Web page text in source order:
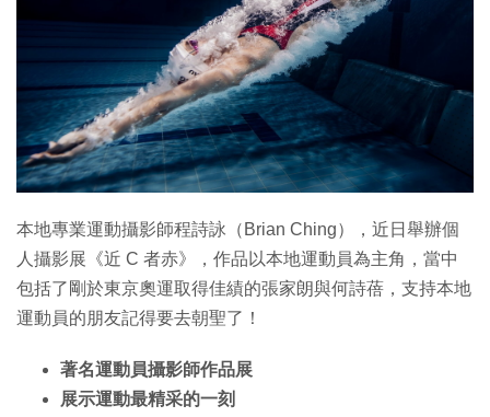
本地專業運動攝影師程詩詠（Brian Ching），近日舉辦個
人攝影展《近 C 者赤》，作品以本地運動員為主角，當中
包括了剛於東京奧運取得佳績的張家朗與何詩蓓，支持本地
運動員的朋友記得要去朝聖了！
著名運動員攝影師作品展
展示運動最精采的一刻